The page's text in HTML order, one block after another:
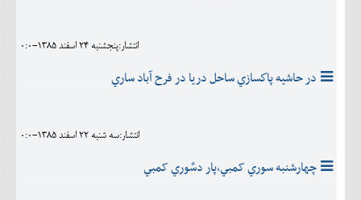
انتشار:پنجشنبه 24 اسفند 1385-0:0
در حاشيه پاكسازي ساحل دريا در فرح آباد ساري
انتشار:سه شنبه 22 اسفند 1385-0:0
چهارشنبه سوري کمبي،پار دسٌوري کمبي